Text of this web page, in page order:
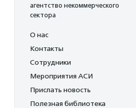
агентство некоммерческого
сектора
О нас
Контакты
Сотрудники
Мероприятия АСИ
Прислать новость
Полезная библиотека